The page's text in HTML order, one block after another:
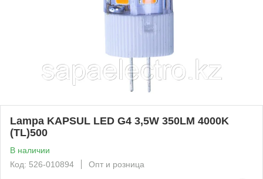
Lampa KAPSUL LED G4 3,5W 350LM 4000K
(TL)500
В наличии
Код: 526-010894
Опт и розница